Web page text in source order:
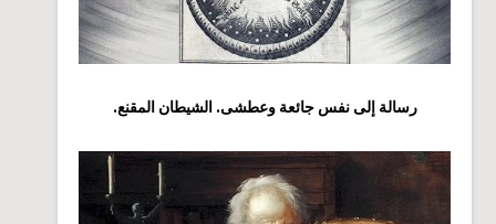
رسالة إلى نفس جائعة وعطشى. الشيطان المقنع.